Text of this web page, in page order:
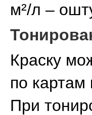
м²/л –
Краску
по картам
При